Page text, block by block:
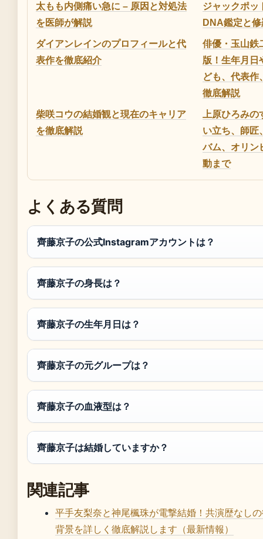
太もも内側痛い急に – 原因と対処法
を医師が解説
ジャックポッ
DNA鑑定と
ダイアンレインのプロフィールと代
表作を徹底紹介
俳優・玉山鉄
版！生年月日
ども、代表作
徹底解説
柴咲コウの結婚観と現在のキャリア
を徹底解説
上原ひろみ
い立ち、師匠
バム、オリン
動まで
よくある質問
齊藤京子の公式Instagramアカウントは？
齊藤京子の身長は？
齊藤京子の生年月日は？
齊藤京子の元グループは？
齊藤京子の血液型は？
齊藤京子は結婚していますか？
関連記事
平手友梨奈と神尾楓珠が電撃結婚！共演歴なし
背景を詳しく徹底解説します（最新情報）